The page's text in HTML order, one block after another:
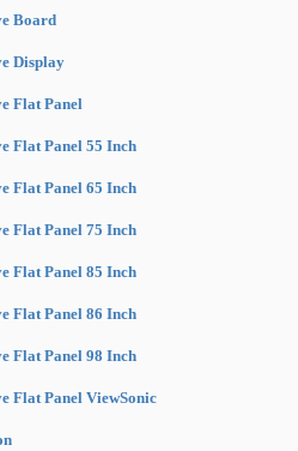
Board
Display
Flat Panel
Flat Panel 55 Inch
Flat Panel 65 Inch
Flat Panel 75 Inch
Flat Panel 85 Inch
Flat Panel 86 Inch
Flat Panel 98 Inch
Flat Panel ViewSonic